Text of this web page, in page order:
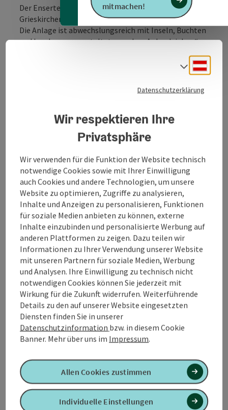
mitmachen!
Der Enserteich liegt ca. 2 km außerhalb von
Grieskirchen und ist ein Paradies für Fischer.
Die Anlage ist abwechslungsreich mit Inseln, Buchten
und Landzungen gestaltet, was das „Anlandziehen“
Ein gepflegter Rasen und schattenspendende Bäume
Mischwald. Die ruhige Umgebung bietet zudem einen
hohen Erholungswert. Die Zufahrt bis zum Teich ist
Meter vom Gewässer entfernt. Das Gewässer ist für
Firmenfischen und andere Gruppenveranstaltungen
geeignet. Das kaum 100 m entfernten Gebäude des
Beschreibung vollständig anzeigen
Kontakt
Öffnungszeiten
Anreise/Lage
Sportarten
Preise
Eignung
Datenschutzerklärung
Wir respektieren Ihre
Privatsphäre
Wir verwenden für die Funktion der Website technisch
notwendige Cookies sowie mit Ihrer Einwilligung
auch Cookies und andere Technologien, um unsere
Website zu optimieren, Zugriffe zu analysieren,
Inhalte und Anzeigen zu personalisieren, Funktionen
für soziale Medien anbieten zu können, externe
Inhalte einzubinden und personalisierte Werbung auf
anderen Plattformen zu zeigen. Dazu teilen wir
Informationen zu Ihrer Verwendung unserer Website
mit unseren Partnern für soziale Medien, Werbung
und Analysen. Ihre Einwilligung zu technisch nicht
notwendigen Cookies können Sie jederzeit mit
Wirkung für die Zukunft widerrufen. Weiterführende
Details zu den auf unserer Website eingesetzten
Diensten finden Sie in unserer
Datenschutzinformation bzw. in diesem Cookie
Banner. Mehr über uns im Impressum.
Individuelle Einstellungen
Allen Cookies zustimmen